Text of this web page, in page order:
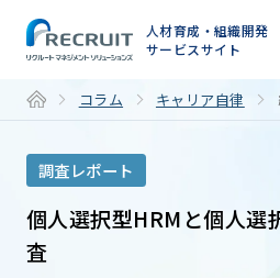
人材育成・組織開発
サービスサイト
コラム キャリア自律
調査レポート
個人選択型HRMと個人選
査